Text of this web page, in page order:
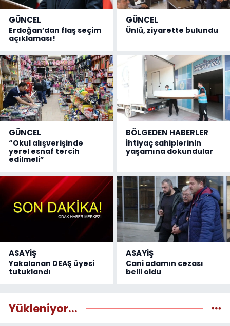
GÜNCEL
Erdoğan’dan flaş seçim
açıklaması!
GÜNCEL
Ünlü, ziyarette bulundu
GÜNCEL
“Okul alışverişinde
yerel esnaf tercih
edilmeli”
BÖLGEDEN HABERLER
İhtiyaç sahiplerinin
yaşamına dokundular
ASAYİŞ
Yakalanan DEAŞ üyesi
tutuklandı
ASAYİŞ
Cani adamın cezası
belli oldu
Yükleniyor...